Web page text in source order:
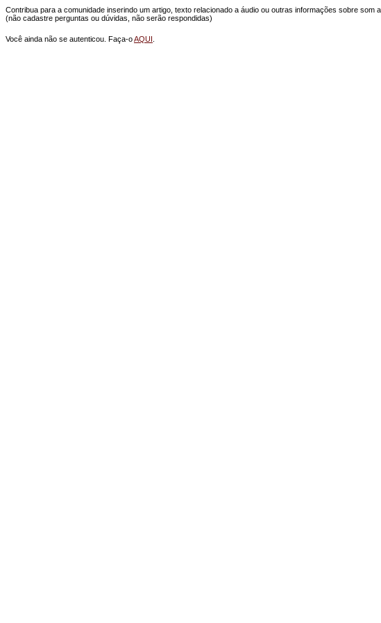
Contribua para a comunidade inserindo um artigo, texto relacionado a áudio ou outras informações sobre som
(não cadastre perguntas ou dúvidas, não serão respondidas)
Você ainda não se autenticou. Faça-oAQUI